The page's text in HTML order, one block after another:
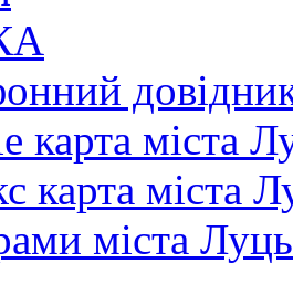
карта міста
карта міста
міста